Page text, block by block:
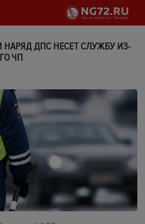
ДПС НЕСЕТ СЛУЖБУ ИЗ-
ЧП